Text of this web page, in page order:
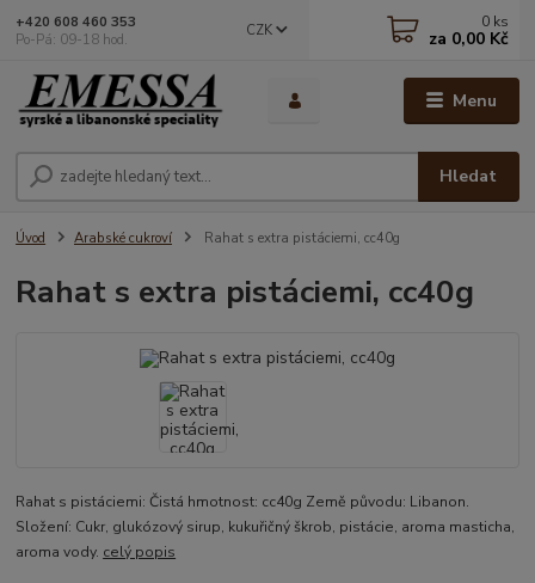
Menu
CZK
Hledat
+420 608 460 353
Po-Pá: 09-18 hod.
0 ks
za 0,00 Kč
Úvod Arabské cukroví Rahat s extra pistáciemi, cc40g
Rahat s extra pistáciemi, cc40g
Rahat s pistáciemi: Čistá hmotnost: cc40g Země původu: Libanon.
Složení: Cukr, glukózový sirup, kukuřičný škrob, pistácie, aroma masticha,
aroma vody. celý popis